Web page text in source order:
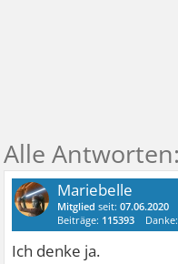
Mariebelle
Mitglied seit:07.06.2020
Beiträge: 115393 Danke:
Ich denke ja.